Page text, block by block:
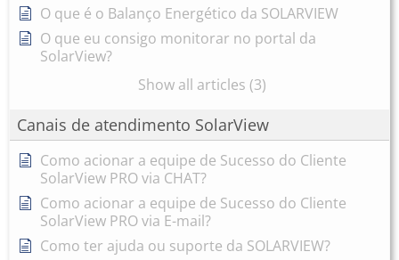
O que é o Balanço Energético da SOLARVIEW
O que eu consigo monitorar no portal da
SolarView?
Show all articles (3)
Canais de atendimento SolarView
Como acionar a equipe de Sucesso do Cliente
SolarView PRO via CHAT?
Como acionar a equipe de Sucesso do Cliente
SolarView PRO via E-mail?
Como ter ajuda ou suporte da SOLARVIEW?